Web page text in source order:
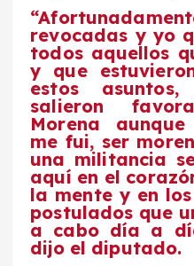
revocadas y yo
todos aquellos
y que
estos asuntos,
salieron
Morena
me fui, ser
una militancia
aquí en el
la mente y en
postulados que
a cabo día a
dijo el diputado.